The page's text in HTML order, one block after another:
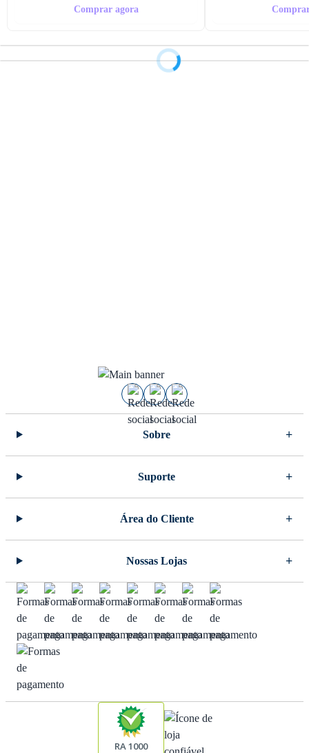
Comprar agora
Sobre
Suporte
Área do Cliente
Nossas Lojas
RA 1000